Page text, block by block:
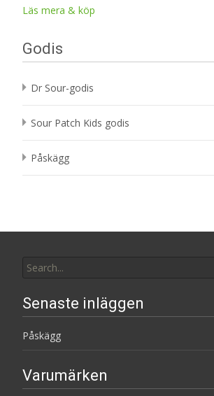
Läs mera & köp
Godis
Dr Sour-godis
Sour Patch Kids godis
Påskägg
for:
Senaste inläggen
Påskägg
Varumärken